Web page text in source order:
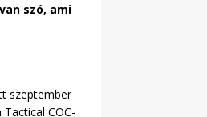
szó, ami
szeptember
COC-